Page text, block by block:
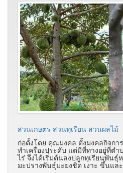
สวนเกษตร สวนทุเรียน สวนผลไม้
ก่อตั้งโดย คุณมงคล ตั้งมงคลกิจก
ทำเครื่องประดับ แต่มีที่ทางอยู่ที่ต
ไร่ จึงได้เริ่มต้นลงปลูกทุเรียนพัน
มะปรางพันธุ์มะยงชิด เงาะ ขึ้นแ